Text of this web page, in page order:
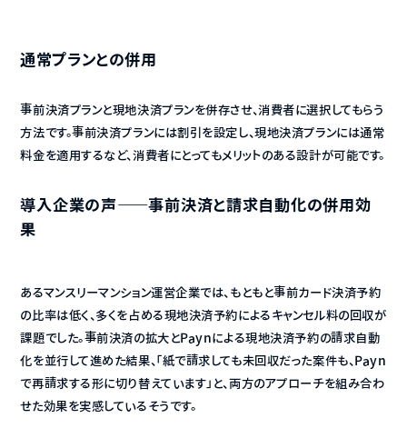
通常プランとの併用
事前決済プランと現地決済プランを併存させ、消費者に選択してもらう
方法です。事前決済プランには割引を設定し、現地決済プランには通常
料金を適用するなど、消費者にとってもメリットのある設計が可能です。
導入企業の声——事前決済と請求自動化の併用効
果
あるマンスリーマンション運営企業では、もともと事前カード決済予約
の比率は低く、多くを占める現地決済予約によるキャンセル料の回収が
課題でした。事前決済の拡大とPaynによる現地決済予約の請求自動
化を並行して進めた結果、「紙で請求しても未回収だった案件も、Payn
で再請求する形に切り替えています」と、両方のアプローチを組み合わ
せた効果を実感しているそうです。